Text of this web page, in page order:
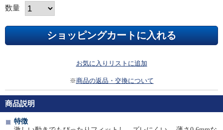
数量
お気に入りリストに追加
※商品の返品・交換について
商品説明
特徴